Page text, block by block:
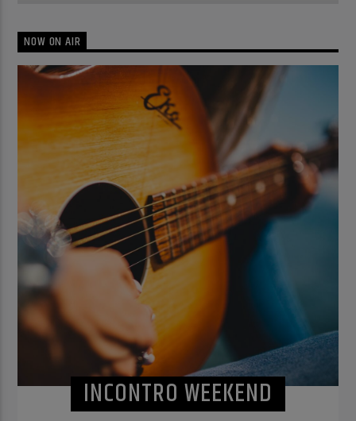
NOW ON AIR
INCONTRO WEEKEND